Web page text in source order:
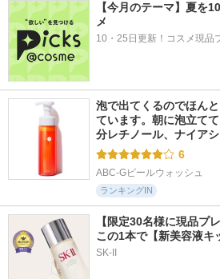
【今月のテーマ】夏を
メ
10・25日更新！コスメ現品
泡で出てくるのでほん
ています。朝に泡立て
分レチノール、ナイア
6
ABC-Gピールウォッシュ
ランキングIN
【限定30名様に現品プ
この1本で【新美容液キ
SK-II